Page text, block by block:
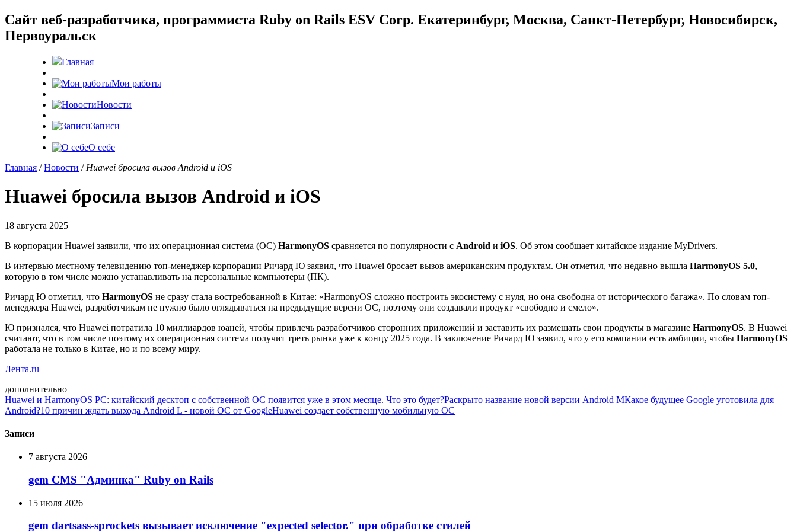
Cайт веб-разработчика, программиста Ruby on Rails ESV Corp. Екатеринбург, Москва, Санкт-Петербург, Новосибирск,
Первоуральск
Главная
Мои работы
Новости
Записи
О себе
Главная /Новости / Huawei бросила вызов Android и iOS
Huawei бросила вызов Android и iOS
18 августа 2025
В корпорации Huawei заявили, что их операционная система (ОС) HarmonyOS сравняется по популярности с Android и iOS. Об этом сообщает китайское издание MyDrivers.
В интервью местному телевидению топ-менеджер корпорации Ричард Ю заявил, что Huawei бросает вызов американским продуктам. Он отметил, что недавно вышла HarmonyOS 5.0,
которую в том числе можно устанавливать на персональные компьютеры (ПК).
Ричард Ю отметил, что HarmonyOS не сразу стала востребованной в Китае: «HarmonyOS сложно построить экосистему с нуля, но она свободна от исторического багажа». По словам топ-
менеджера Huawei, разработчикам не нужно было оглядываться на предыдущие версии ОС, поэтому они создавали продукт «свободно и смело».
Ю признался, что Huawei потратила 10 миллиардов юаней, чтобы привлечь разработчиков сторонних приложений и заставить их размещать свои продукты в магазине HarmonyOS. В Huawei
считают, что в том числе поэтому их операционная система получит треть рынка уже к концу 2025 года. В заключение Ричард Ю заявил, что у его компании есть амбиции, чтобы HarmonyOS
работала не только в Китае, но и по всему миру.
Лента.ru
дополнительно
Huawei и HarmonyOS PC: китайский десктоп с собственной ОС появится уже в этом месяце. Что это будет?Раскрыто название новой версии Android MКакое будущее Google уготовила для
Android?10 причин ждать выхода Android L - новой ОС от GoogleHuawei создает собственную мобильную ОС
Записи
7 августа 2026
gem CMS "Админка" Ruby on Rails
15 июля 2026
gem dartsass-sprockets вызывает исключение "expected selector." при обработке стилей